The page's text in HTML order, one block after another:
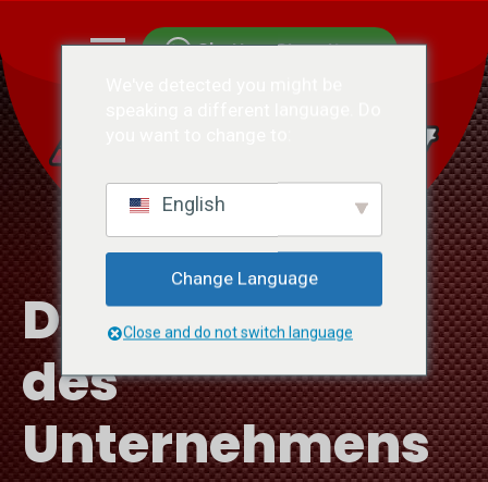
Chatten Sie mit uns
Die Geschichte
des
Unternehmens
English
Change Language
Close and do not switch language